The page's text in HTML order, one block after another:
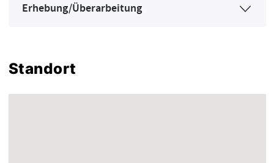
Erhebung/Überarbeitung
Standort